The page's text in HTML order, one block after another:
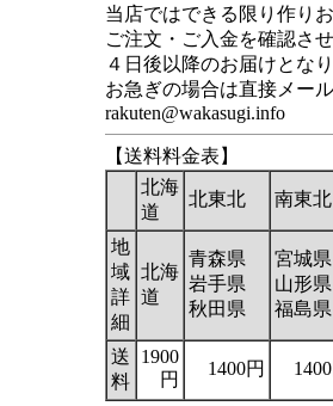
当店ではできる限り作り
ご注文・ご入金を確認さ
４日後以降のお届けとなり
お急ぎの場合は直接メー
rakuten@wakasugi.info
【送料料金表】
北海
道
北東北 南東北
地
域
詳
細
北海
道
青森県
岩手県
秋田県
宮城
山形
福島
送
料
1900
円
1400円